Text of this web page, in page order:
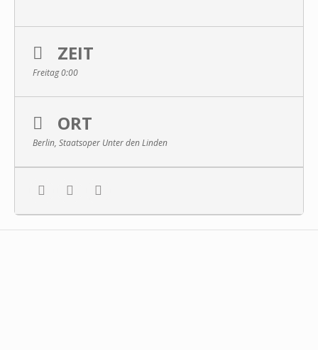
ZEIT
Freitag 0:00
ORT
Berlin, Staatsoper Unter den Linden